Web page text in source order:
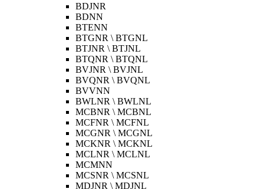
BDJNR
BDNN
BTENN
BTGNR \ BTGNL
BTJNR \ BTJNL
BTQNR \ BTQNL
BVJNR \ BVJNL
BVQNR \ BVQNL
BVVNN
BWLNR \ BWLNL
MCBNR \ MCBNL
MCFNR \ MCFNL
MCGNR \ MCGNL
MCKNR \ MCKNL
MCLNR \ MCLNL
MCMNN
MCSNR \ MCSNL
MDJNR \ MDJNL